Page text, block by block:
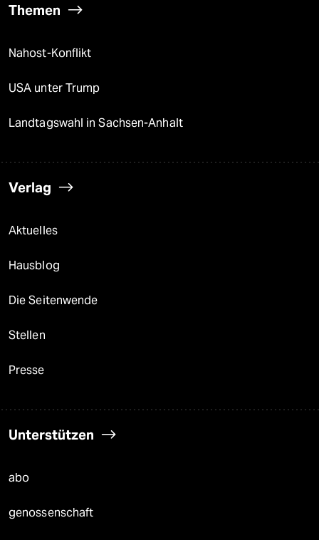
Themen
Nahost-Konflikt
USA unter Trump
Landtagswahl in Sachsen-Anhalt
Verlag
Aktuelles
Hausblog
Die Seitenwende
Stellen
Presse
Unterstützen
abo
genossenschaft